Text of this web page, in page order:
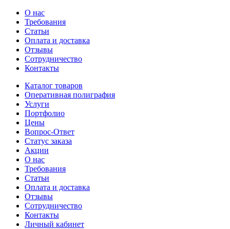
О нас
Требования
Статьи
Оплата и доставка
Отзывы
Сотрудничество
Контакты
Каталог товаров
Оперативная полиграфия
Услуги
Портфолио
Цены
Вопрос-Ответ
Статус заказа
Акции
О нас
Требования
Статьи
Оплата и доставка
Отзывы
Сотрудничество
Контакты
Личный кабинет